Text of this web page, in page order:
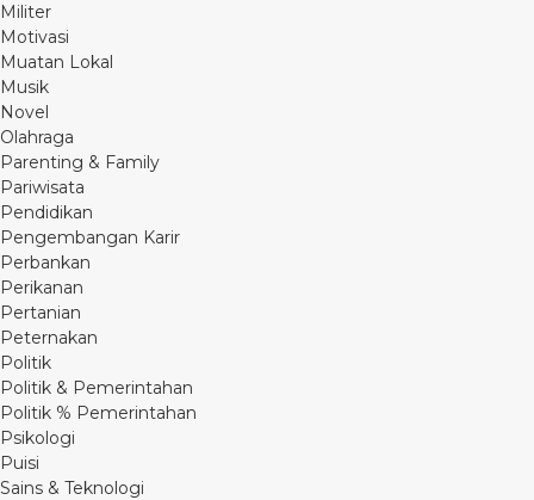
Militer
Motivasi
Muatan Lokal
Musik
Novel
Olahraga
Parenting & Family
Pariwisata
Pendidikan
Pengembangan Karir
Perbankan
Perikanan
Pertanian
Peternakan
Politik
Politik & Pemerintahan
Politik % Pemerintahan
Psikologi
Puisi
Sains & Teknologi